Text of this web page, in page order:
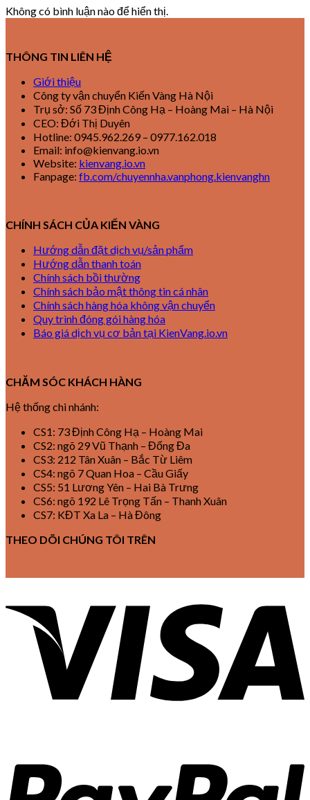
Không có bình luận nào để hiển thị.
THÔNG TIN LIÊN HỆ
Giới thiệu
Công ty vận chuyển Kiến Vàng Hà Nội
Trụ sở: Số 73 Định Công Hạ – Hoàng Mai – Hà Nội
CEO: Đới Thị Duyên
Hotline: 0945.962.269 – 0977.162.018
Email: info@kienvang.io.vn
Website: kienvang.io.vn
Fanpage: fb.com/chuyennha.vanphong.kienvanghn
CHÍNH SÁCH CỦA KIẾN VÀNG
Hướng dẫn đặt dịch vụ/sản phẩm
Hướng dẫn thanh toán
Chính sách bồi thường
Chính sách bảo mật thông tin cá nhân
Chính sách hàng hóa không vận chuyển
Quy trình đóng gói hàng hóa
Báo giá dịch vụ cơ bản tại KienVang.io.vn
CHĂM SÓC KHÁCH HÀNG
Hệ thống chi nhánh:
CS1: 73 Định Công Hạ – Hoàng Mai
CS2: ngõ 29 Vũ Thạnh – Đống Đa
CS3: 212 Tân Xuân – Bắc Từ Liêm
CS4: ngõ 7 Quan Hoa – Cầu Giấy
CS5: 51 Lương Yên – Hai Bà Trưng
CS6: ngõ 192 Lê Trọng Tấn – Thanh Xuân
CS7: KĐT Xa La – Hà Đông
THEO DÕI CHÚNG TÔI TRÊN